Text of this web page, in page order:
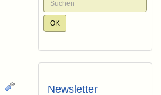
Newsletter